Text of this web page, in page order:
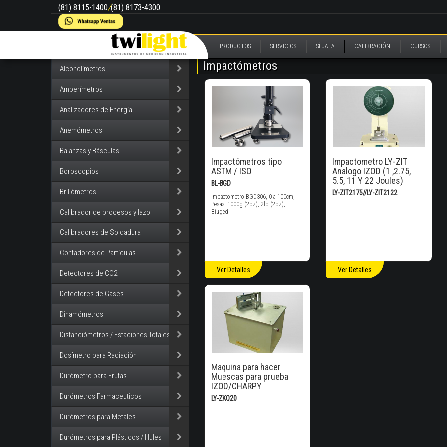
(81) 8115-1400/(81) 8173-4300
PRODUCTOS SERVICIOS SÍ JALA CALIBRACIÓN CURSOS
Alcoholímetros
Amperímetros
Analizadores de Energía
Anemómetros
Balanzas y Básculas
Boroscopios
Brillómetros
Calibrador de procesos y lazo
Calibradores de Soldadura
Contadores de Partículas
Detectores de CO2
Detectores de Gases
Dinamómetros
Distanciómetros / Estaciones Totales
Dosímetro para Radiación
Durómetro para Frutas
Durómetros Farmaceuticos
Durómetros para Metales
Durómetros para Plásticos / Hules
Impactómetros
Impactómetros tipo
ASTM / ISO
BL-BGD
Impactometro BGD306, 0 a 100cm,
Pesas: 1000g (2pz), 2lb (2pz),
Biuged
Ver Detalles
Impactometro LY-ZIT
Analogo IZOD (1 ,2.75,
5.5, 11 Y 22 Joules)
LY-ZIT2175//LY-ZIT2122
Ver Detalles
Maquina para hacer
Muescas para prueba
IZOD/CHARPY
LY-ZKQ20